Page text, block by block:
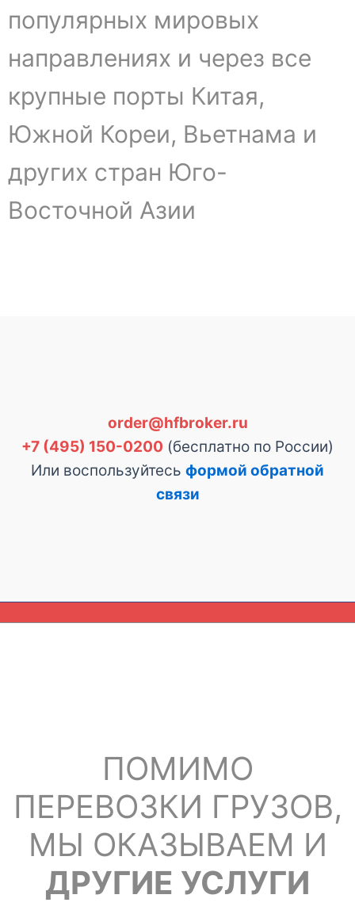
популярных мировых
направлениях и через все
крупные порты Китая,
Южной Кореи, Вьетнама и
других стран Юго-
Восточной Азии
order@hfbroker.ru
+7 (495) 150-0200 (бесплатно по России)
Или воспользуйтесь формой обратной
связи
ПОМИМО
ПЕРЕВОЗКИ ГРУЗОВ,
МЫ ОКАЗЫВАЕМ И
ДРУГИЕ УСЛУГИ